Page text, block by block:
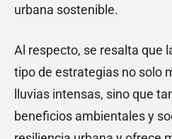
urbana sostenible.
Al respecto, se resalta que
tipo de estrategias no solo
lluvias intensas, sino que
beneficios ambientales y